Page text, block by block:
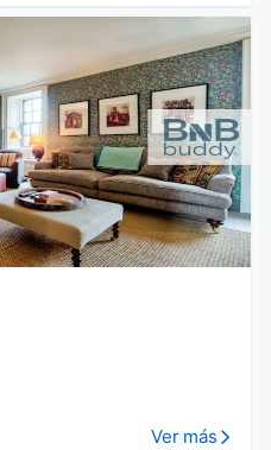
Ver más